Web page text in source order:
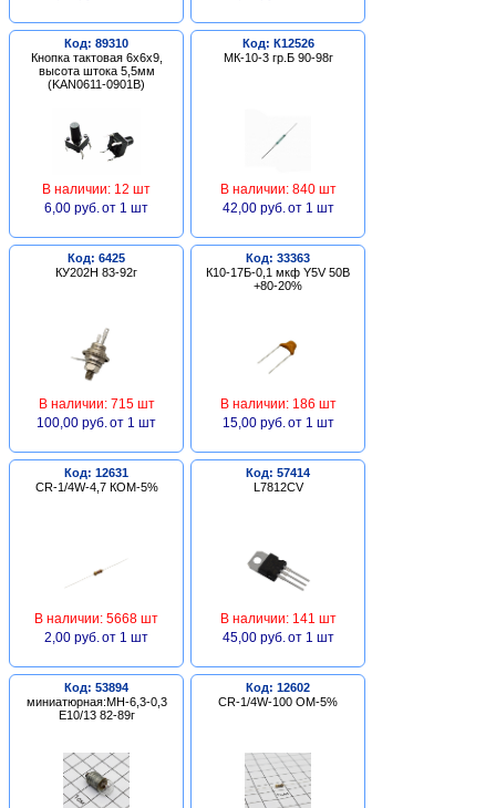
Код: 89310
Кнопка тактовая 6х6х9,
высота штока 5,5мм
(KAN0611-0901B)
В наличии: 12 шт
6,00 руб. от 1 шт
Код: К12526
МК-10-3 гр.Б 90-98г
В наличии: 840 шт
42,00 руб. от 1 шт
Код: 6425
КУ202Н 83-92г
В наличии: 715 шт
100,00 руб. от 1 шт
Код: 33363
К10-17Б-0,1 мкф Y5V 50В
+80-20%
В наличии: 186 шт
15,00 руб. от 1 шт
Код: 12631
CR-1/4W-4,7 КОМ-5%
В наличии: 5668 шт
2,00 руб. от 1 шт
Код: 57414
L7812CV
В наличии: 141 шт
45,00 руб. от 1 шт
Код: 53894
миниатюрная:МН-6,3-0,3
Е10/13 82-89г
Код: 12602
CR-1/4W-100 ОМ-5%